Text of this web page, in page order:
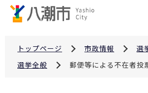
トップページ 市政情報
選
選挙全般
郵便等による不在者投